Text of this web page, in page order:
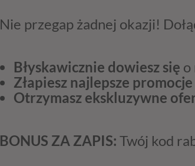
Nie przegap żadnej okazji!
Błyskawicznie dowiesz się o
Złapiesz najlepsze promocje
Otrzymasz ekskluzywne
BONUS ZA ZAPIS: Twój kod